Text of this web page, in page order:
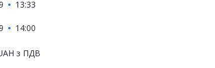
13:33
14:00
з ПДВ